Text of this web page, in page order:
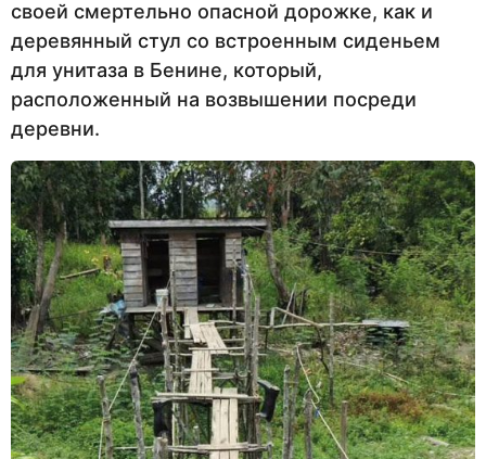
своей смертельно опасной дорожке, как и
деревянный стул со встроенным сиденьем
для унитаза в Бенине, который,
расположенный на возвышении посреди
деревни.